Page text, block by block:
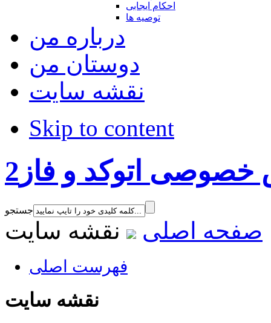
احکام ایجابی
توصیه ها
درباره من
دوستان من
نقشه سایت
Skip to content
اتوکد و فاز2
جستجو
صفحه اصلی نقشه سایت
فهرست اصلی
نقشه سایت